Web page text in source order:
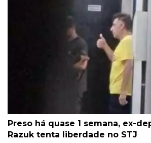
Preso há quase 1 semana, ex-
Razuk tenta liberdade no STJ